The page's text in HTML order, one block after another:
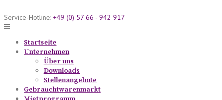
to
content
Service-Hotline: +49 (0) 57 66 - 942 917
Startseite
Unternehmen
Über uns
Downloads
Stellenangebote
Gebrauchtwarenmarkt